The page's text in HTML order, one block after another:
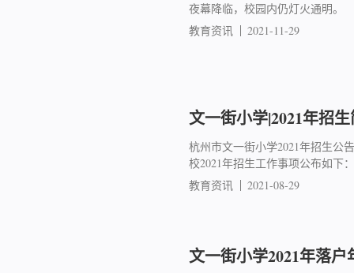
夜幕降临，校园内仍灯火通明。
教育资讯
2021-11-29
文一街小学|2021年招
杭州市文一街小学2021年招生公
校2021年招生工作事项公布如下
教育资讯
2021-08-29
文一街小学2021年落户